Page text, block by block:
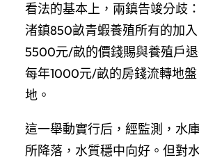
看法的基本上，兩鎮告竣分歧
渚鎮850畝青蝦養殖所有的加
5500元/畝的價錢賜與養殖戶
每年1000元/畝的房錢流轉地
地。
這一舉動實行后，經監測，水
所降落，水質穩中向好。但對